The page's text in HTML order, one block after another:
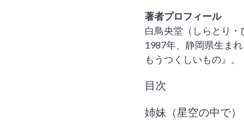
著者プロフィール
白鳥央堂（しらとり・
1987年、静岡県生ま
もうつくしいもの』。
目次
姉妹（星空の中で）